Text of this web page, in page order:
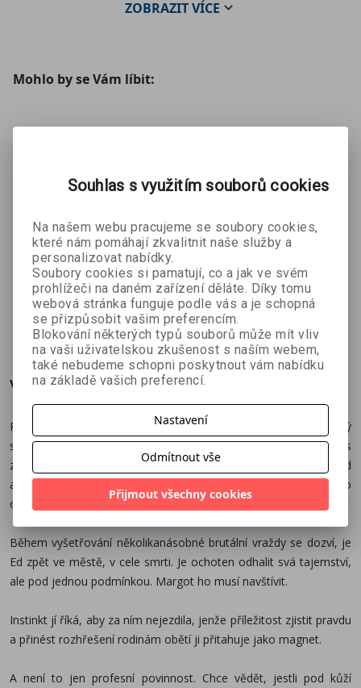
ZOBRAZITVÍCE
Mohlo by se Vám líbit:
Na smrt
pomalu
audiokniha
Ritu Mukerji
314 Kč 349 Kč
Více o knize
Před dvaceti lety si Ed Finch – nechvalně proslulý americký
sériový vrah – vybral okolí San Francisca jako své loviště. Dnes
zde jeho dcera Margot působí jako detektivka na oddělení vražd
a celý život se snaží zapomenout na svou minulost i na svého
otce.
Během vyšetřování několikanásobné brutální vraždy se dozví, je
Ed zpět ve městě, v cele smrti. Je ochoten odhalit svá tajemství,
ale pod jednou podmínkou. Margot ho musí navštívit.
Instinkt jí říká, aby za ním nejezdila, jenže příležitost zjistit pravdu
a přinést rozhřešení rodinám obětí ji přitahuje jako magnet.
A není to jen profesní povinnost. Chce vědět, jestli pod kůží
Souhlas s využitím souborů cookies
Na našem webu pracujeme se soubory cookies,
které nám pomáhají zkvalitnit naše služby a
personalizovat nabídky.
Soubory cookies si pamatují, co a jak ve svém
prohlížeči na daném zařízení děláte. Díky tomu
webová stránka funguje podle vás a je schopná
se přizpůsobit vašim preferencím.
Blokování některých typů souborů může mít vliv
na vaši uživatelskou zkušenost s naším webem,
také nebudeme schopni poskytnout vám nabídku
na základě vašich preferencí.
Nastavení
Odmítnout vše
Přijmout všechny cookies